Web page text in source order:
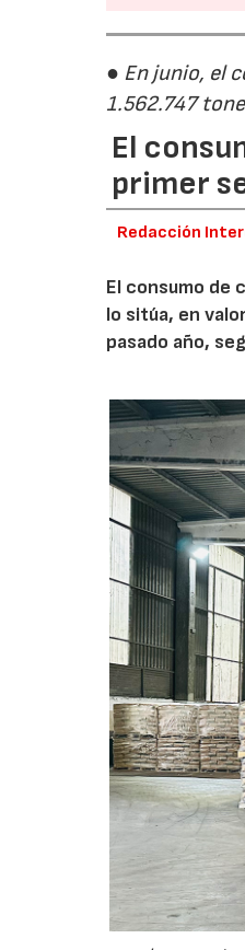
● En junio, el
1.562.747
El
primer
Redacción
El consumo de
lo sitúa, en
pasado año,